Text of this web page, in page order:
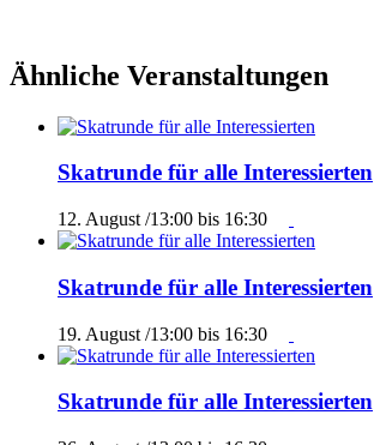
Ähnliche Veranstaltungen
Skatrunde für alle Interessierten
12. August /13:00 bis 16:30
Skatrunde für alle Interessierten
19. August /13:00 bis 16:30
Skatrunde für alle Interessierten